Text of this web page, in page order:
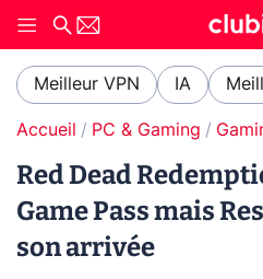
Meilleur VPN IA
Accueil PC & Gaming
Red Dead
Game Pass mais
son arrivée